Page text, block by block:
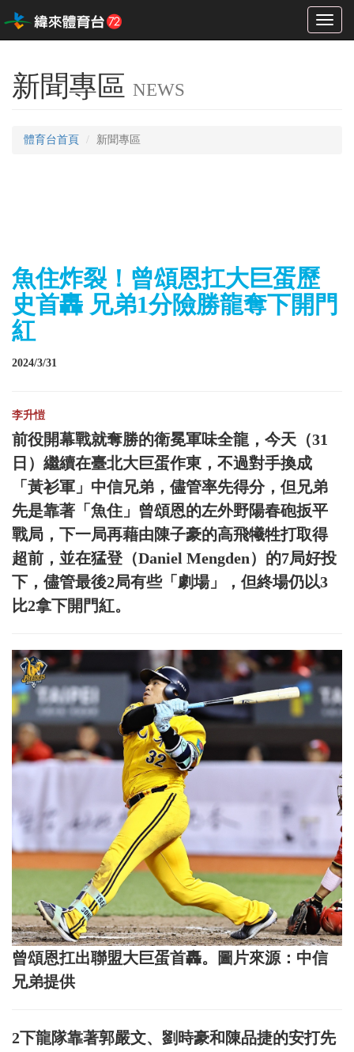
Toggle
新聞專區 NEWS
體育台首頁 新聞專區
魚住炸裂！曾頌恩扛大巨蛋歷
史首轟 兄弟1分險勝龍奪下開門
紅
2024/3/31
李升愷
前役開幕戰就奪勝的衛冕軍味全龍，今天（31
日）繼續在臺北大巨蛋作東，不過對手換成
「黃衫軍」中信兄弟，儘管率先得分，但兄弟
先是靠著「魚住」曾頌恩的左外野陽春砲扳平
戰局，下一局再藉由陳子豪的高飛犧牲打取得
超前，並在猛登（Daniel Mengden）的7局好投
下，儘管最後2局有些「劇場」，但終場仍以3
比2拿下開門紅。
曾頌恩扛出聯盟大巨蛋首轟。圖片來源：中信
兄弟提供
2下龍隊靠著郭嚴文、劉時豪和陳品捷的安打先